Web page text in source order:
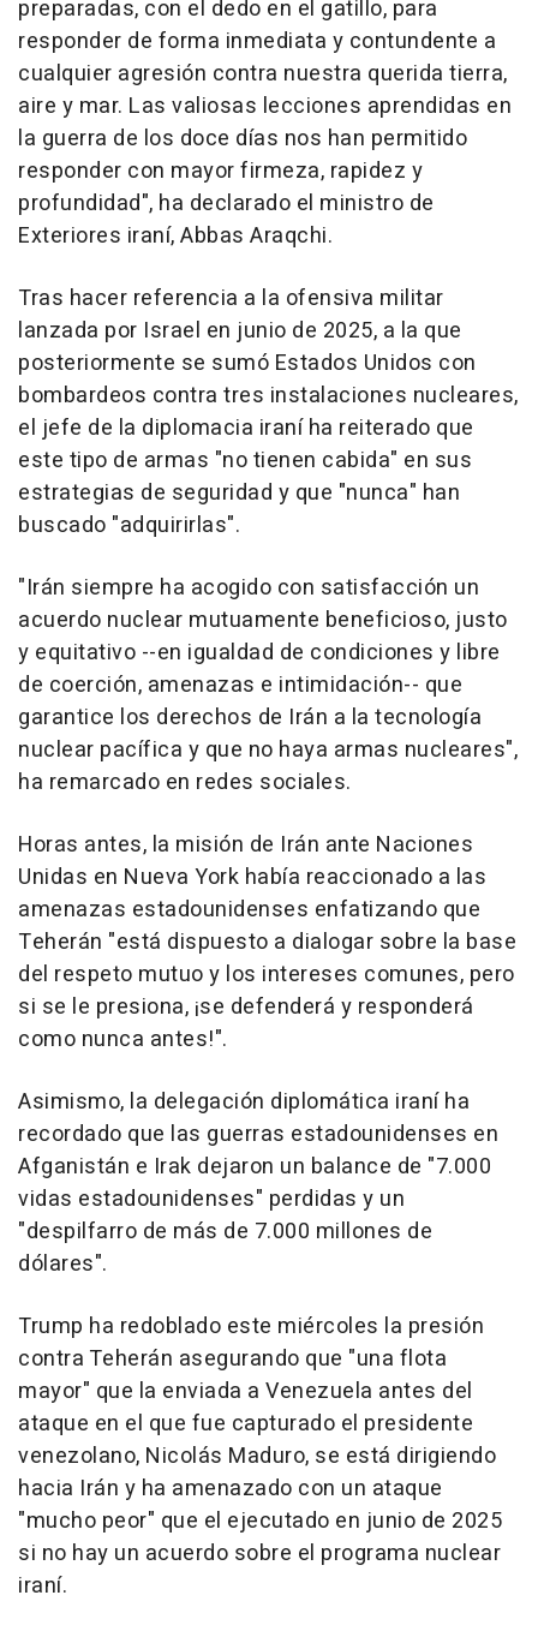
preparadas, con el dedo en el gatillo, para
responder de forma inmediata y contundente a
cualquier agresión contra nuestra querida tierra,
aire y mar. Las valiosas lecciones aprendidas en
la guerra de los doce días nos han permitido
responder con mayor firmeza, rapidez y
profundidad", ha declarado el ministro de
Exteriores iraní, Abbas Araqchi.
Tras hacer referencia a la ofensiva militar
lanzada por Israel en junio de 2025, a la que
posteriormente se sumó Estados Unidos con
bombardeos contra tres instalaciones nucleares,
el jefe de la diplomacia iraní ha reiterado que
este tipo de armas "no tienen cabida" en sus
estrategias de seguridad y que "nunca" han
buscado "adquirirlas".
"Irán siempre ha acogido con satisfacción un
acuerdo nuclear mutuamente beneficioso, justo
y equitativo --en igualdad de condiciones y libre
de coerción, amenazas e intimidación-- que
garantice los derechos de Irán a la tecnología
nuclear pacífica y que no haya armas nucleares",
ha remarcado en redes sociales.
Horas antes, la misión de Irán ante Naciones
Unidas en Nueva York había reaccionado a las
amenazas estadounidenses enfatizando que
Teherán "está dispuesto a dialogar sobre la base
del respeto mutuo y los intereses comunes, pero
si se le presiona, ¡se defenderá y responderá
como nunca antes!".
Asimismo, la delegación diplomática iraní ha
recordado que las guerras estadounidenses en
Afganistán e Irak dejaron un balance de "7.000
vidas estadounidenses" perdidas y un
"despilfarro de más de 7.000 millones de
dólares".
Trump ha redoblado este miércoles la presión
contra Teherán asegurando que "una flota
mayor" que la enviada a Venezuela antes del
ataque en el que fue capturado el presidente
venezolano, Nicolás Maduro, se está dirigiendo
hacia Irán y ha amenazado con un ataque
"mucho peor" que el ejecutado en junio de 2025
si no hay un acuerdo sobre el programa nuclear
iraní.